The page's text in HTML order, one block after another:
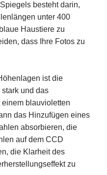
besteht darin,
unter 400
Haustiere zu
dass Ihre Fotos zu
ist die
und das
blauvioletten
das Hinzufügen eines
absorbieren, die
auf dem CCD
die Klarheit des
zu